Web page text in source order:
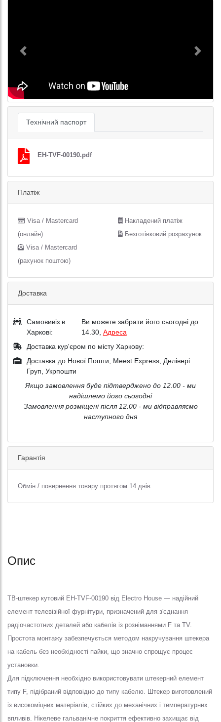
Previous Next
Технічний паспорт
EH-TVF-00190.pdf
Платіж
Visa / Mastercard
(онлайн)
Visa / Mastercard
(рахунок поштою)
Накладений платіж
Безготівковий розрахунок
Доставка
Самовивіз в
Харкові:
Ви можете забрати його сьогодні до
14.30, Адреса
Доставка кур'єром по місту Харкову:
Доставка до Нової Пошти, Meest Express, Делівері
Груп, Укрпошти
Якщо замовлення буде підтверджено до 12.00 - ми
надішлемо його сьогодні
Замовлення розміщені після 12.00 - ми відправляємо
наступного дня
Гарантія
Обмін / повернення товару протягом 14 днів
Опис
ТВ-штекер кутовий EH-TVF-00190 від Electro House — надійний
елемент телевізійної фурнітури, призначений для з'єднання
радіочастотних деталей або кабелів із розніманнями F та TV.
Простота монтажу забезпечується методом накручування штекера
на кабель без необхідності пайки, що значно спрощує процес
установки.
Для підключення необхідно використовувати штекерний елемент
типу F, підібраний відповідно до типу кабелю. Штекер виготовлений
із високоміцних матеріалів, стійких до механічних і температурних
впливів. Нікелеве гальванічне покриття ефективно захищає від